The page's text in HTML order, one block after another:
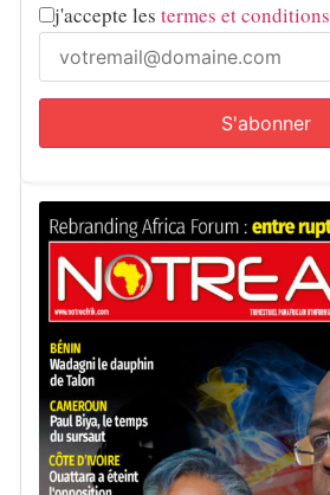
j'accepte les termes et conditions